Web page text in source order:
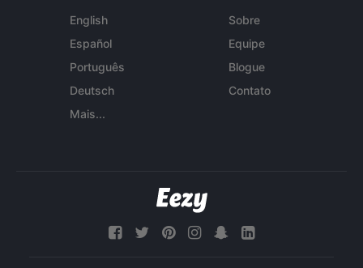
English
Español
Português
Deutsch
Mais...
Sobre
Equipe
Blogue
Contato